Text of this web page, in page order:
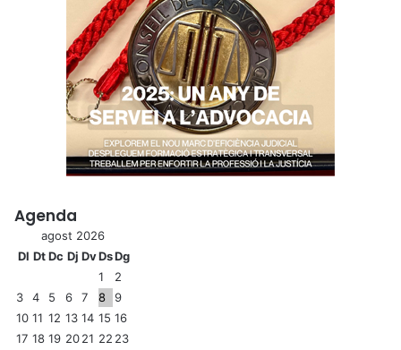
Agenda
agost 2026
Dl DtDc Dj DvDsDg
1
2
3
4 5 6 7 8
9
10 11 12 13 14 15 16
17 18 19 2021 22 23